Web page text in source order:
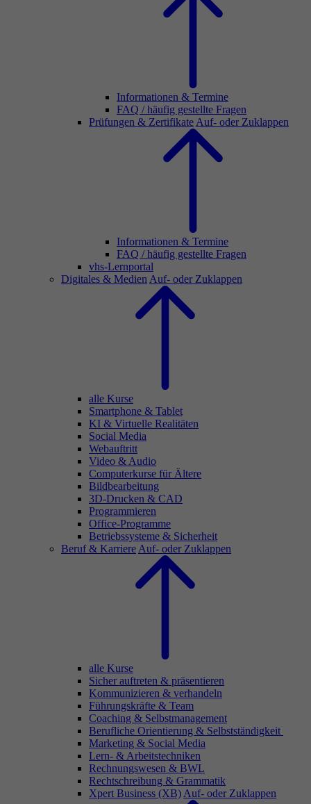
Informationen & Termine
FAQ / häufig gestellte Fragen
Prüfungen & Zertifikate Auf- oder Zuklappen
Informationen & Termine
FAQ / häufig gestellte Fragen
vhs-Lernportal
Digitales & Medien Auf- oder Zuklappen
alle Kurse
Smartphone & Tablet
KI & Virtuelle Realitäten
Social Media
Webauftritt
Video & Audio
Computerkurse für Ältere
Bildbearbeitung
3D-Drucken & CAD
Programmieren
Office-Programme
Betriebssysteme & Sicherheit
Beruf & Karriere Auf- oder Zuklappen
alle Kurse
Sicher auftreten & präsentieren
Kommunizieren & verhandeln
Führungskräfte & Team
Coaching & Selbstmanagement
Berufliche Orientierung & Selbstständigkeit
Marketing & Social Media
Lern- & Arbeitstechniken
Rechnungswesen & BWL
Rechtschreibung & Grammatik
Xpert Business (XB) Auf- oder Zuklappen